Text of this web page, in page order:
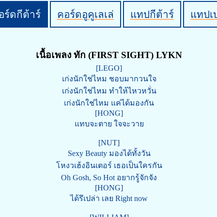
ร์ดกีต้าร์ คอร์ดอูคูเลเล่ แทปกีต้าร์ แทปเ
เนื้อเพลง ทัก (FIRST SIGHT) LYKN
[LEGO]
เก่งนักใช่ไหม ชอบมากวนใจ
เก่งนักใช่ไหม ทำให้ไหวหวั่น
เก่งนักใช่ไหม แค่ได้มองกัน
[HONG]
แทบจะตาย ใจจะวาย
[NUT]
Sexy Beauty มองได้ทั้งวัน
โหงวเฮ้งอินเตอร์ เธอเป็นใครกัน
Oh Gosh, So Hot อยากรู้จักจัง
[HONG]
ได้รึเปล่า เลย Right now